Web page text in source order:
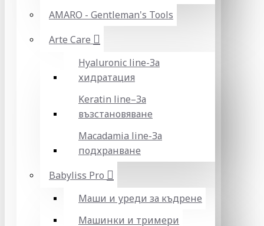
AMARO - Gentleman's Tools
Arte Care
Hyaluronic line-За
хидратация
Keratin line–За
възстановяване
Macadamia line-За
подхранване
Babyliss Pro
Маши и уреди за къдрене
Машинки и тримери